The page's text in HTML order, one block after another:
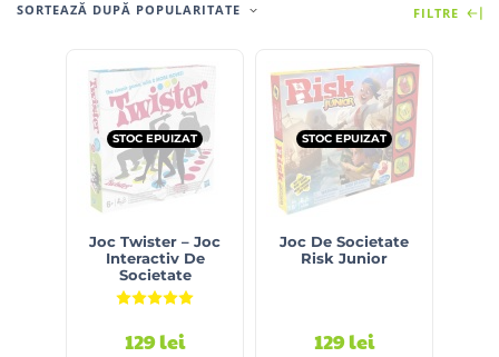
SORTEAZĂ DUPĂ POPULARITATE FILTRE
STOC EPUIZAT
Joc Twister – Joc
Interactiv De
Societate
129lei
STOC EPUIZAT
Joc De Societate
Risk Junior
129lei